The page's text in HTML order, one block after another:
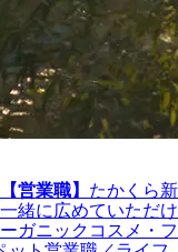
営業職】 たかくら新
緒に広めていただけ
ガニックコスメ・フ